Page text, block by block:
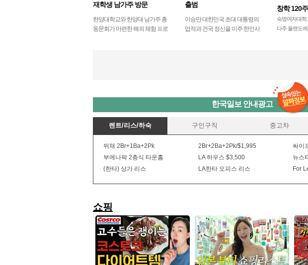
재학생 남가주 방문
한양대학교와 한양대 남가주 총
동문회가 마련한 해외 체험 프로
출범
이승만 대한민국 초대 대통령의
업적과 건국 정신을 미주 한인사
숙명여자대학
다주 올랜도
한국일보 안내광고
렌트/리스/하숙 구인구직 중고차
뒤채 2Br+1Ba+2Pk 2Br+2Ba+2Pk/$1,995
싸이
부에나팍 2층식 타운홈
LA 하우스 $3,500
뉴스
(한타) 상가 리스
LA한타 오피스 리스 For